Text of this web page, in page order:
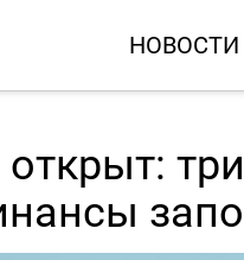
НОВОСТИ